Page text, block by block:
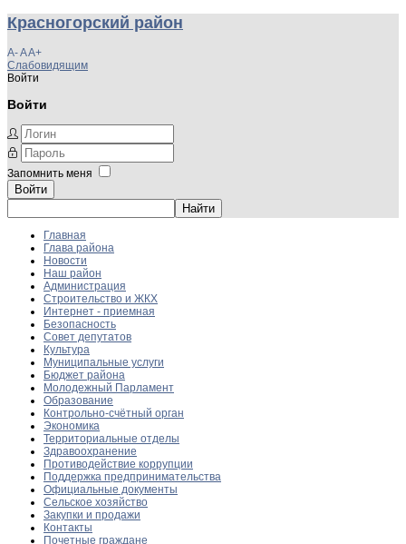
Красногорский район
A-AA+
Слабовидящим
Войти
Войти
Запомнить меня
Войти
Главная
Глава района
Новости
Наш район
Администрация
Строительство и ЖКХ
Интернет - приемная
Безопасность
Совет депутатов
Культура
Муниципальные услуги
Бюджет района
Молодежный Парламент
Образование
Контрольно-счётный орган
Экономика
Территориальные отделы
Здравоохранение
Противодействие коррупции
Поддержка предпринимательства
Официальные документы
Сельское хозяйство
Закупки и продажи
Контакты
Почетные граждане